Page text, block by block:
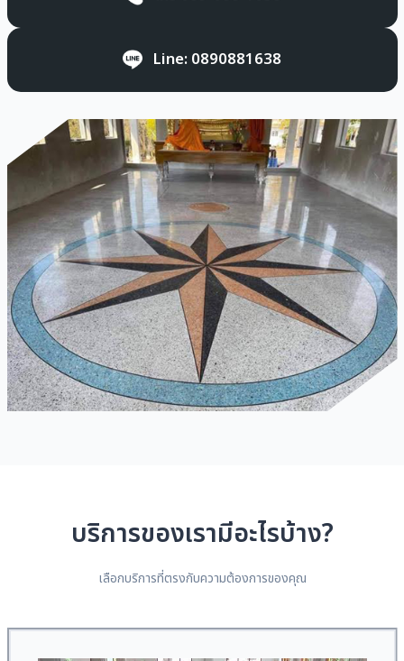
Line: 0890881638
บริการของเรามีอะไรบ้าง?
เลือกบริการที่ตรงกับความต้องการของคุณ